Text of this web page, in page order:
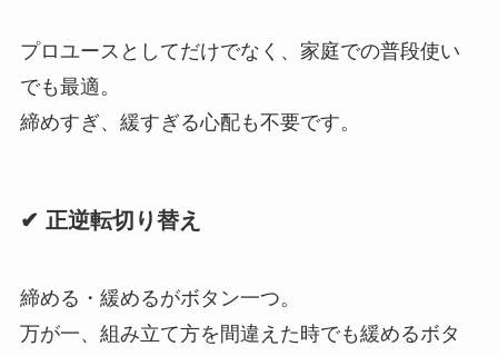
プロユースとしてだけでなく、家庭での普段使い
でも最適。
締めすぎ、緩すぎる心配も不要です。
✔ 正逆転切り替え
締める・緩めるがボタン一つ。
万が一、組み立て方を間違えた時でも緩めるボタ